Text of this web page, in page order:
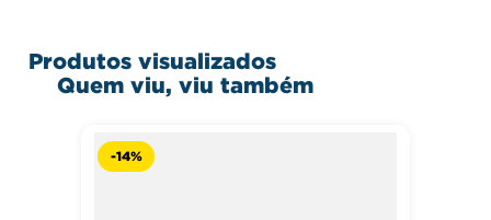
Produtos visualizados
Quem viu, viu também
-14%